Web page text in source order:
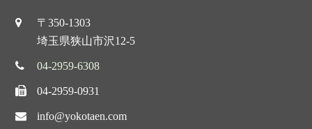
〒350-1303
埼玉県狭山市沢12-5
04-2959-6308
04-2959-0931
info@yokotaen.com